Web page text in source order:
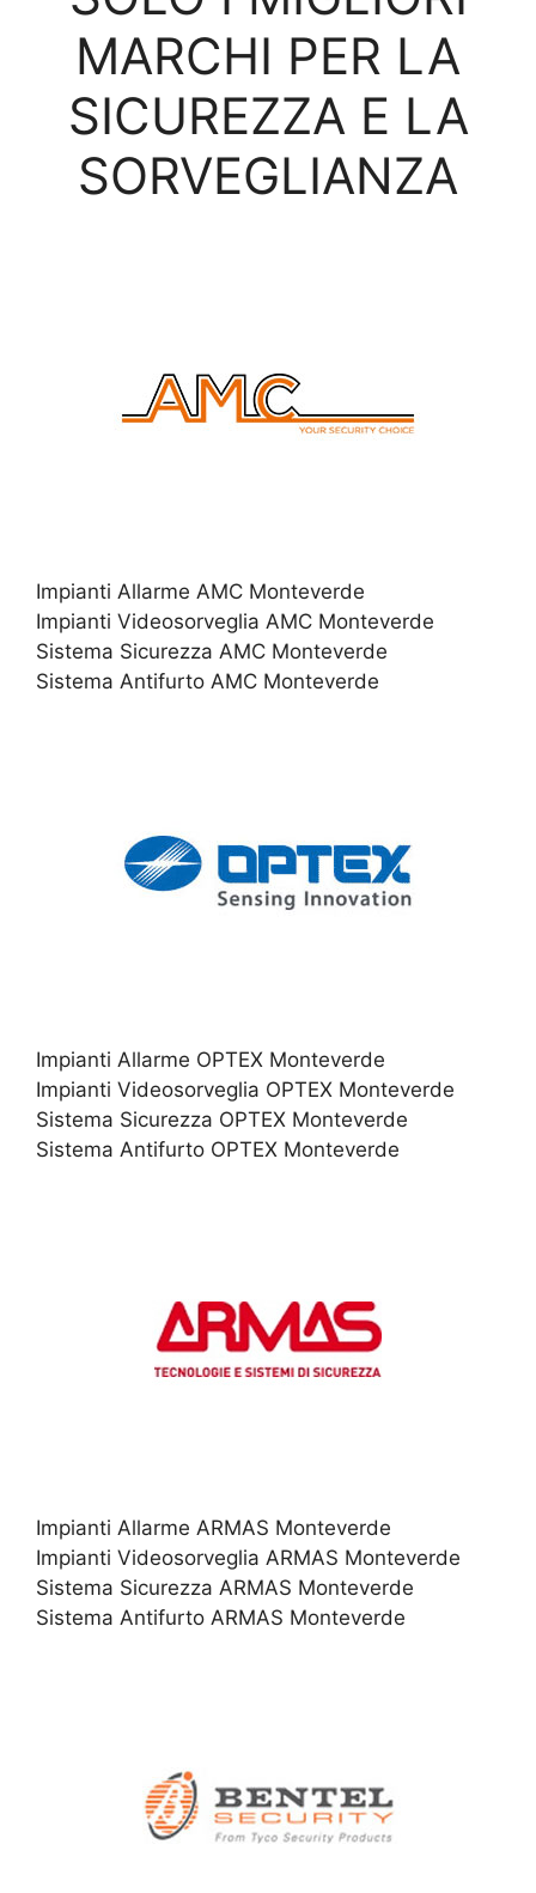
MARCHI PER LA
SICUREZZA E LA
SORVEGLIANZA
Impianti Allarme AMC Monteverde
Impianti Videosorveglia AMC Monteverde
Sistema Sicurezza AMC Monteverde
Sistema Antifurto AMC Monteverde
Impianti Allarme OPTEX Monteverde
Impianti Videosorveglia OPTEX Monteverde
Sistema Sicurezza OPTEX Monteverde
Sistema Antifurto OPTEX Monteverde
Impianti Allarme ARMAS Monteverde
Impianti Videosorveglia ARMAS Monteverde
Sistema Sicurezza ARMAS Monteverde
Sistema Antifurto ARMAS Monteverde